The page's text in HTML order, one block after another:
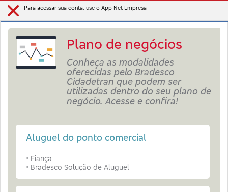
Para acessar sua conta, use o App Net Empresa
Plano de negócios
Conheça as modalidades
oferecidas pelo Bradesco
Cidadetran que podem ser
utilizadas dentro do seu plano de
negócio. Acesse e confira!
Aluguel do ponto comercial
• Fiança
• Bradesco Solução de Aluguel